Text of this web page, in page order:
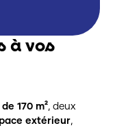
à vos
170 m², deux
extérieur,